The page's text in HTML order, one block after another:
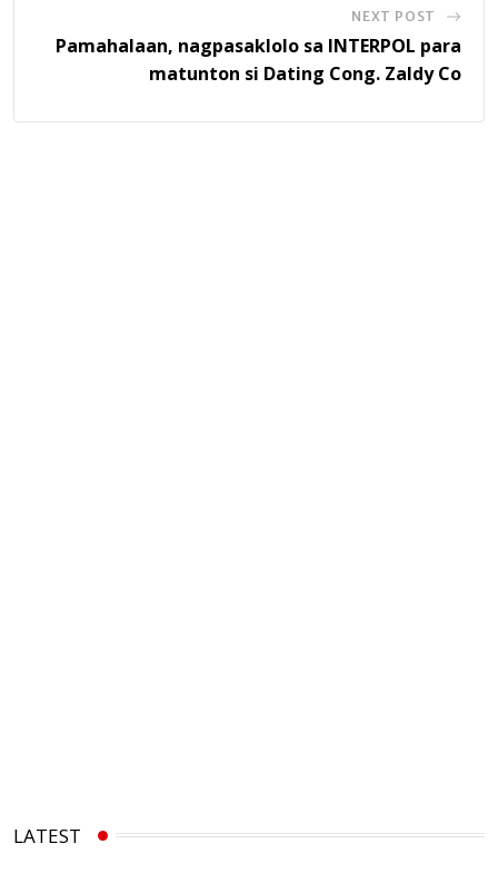
NEXT POST
Pamahalaan, nagpasaklolo sa INTERPOL para
matunton si Dating Cong. Zaldy Co
LATEST